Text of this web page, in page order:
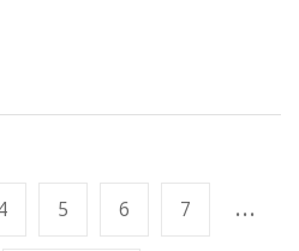
5 6 7 ...